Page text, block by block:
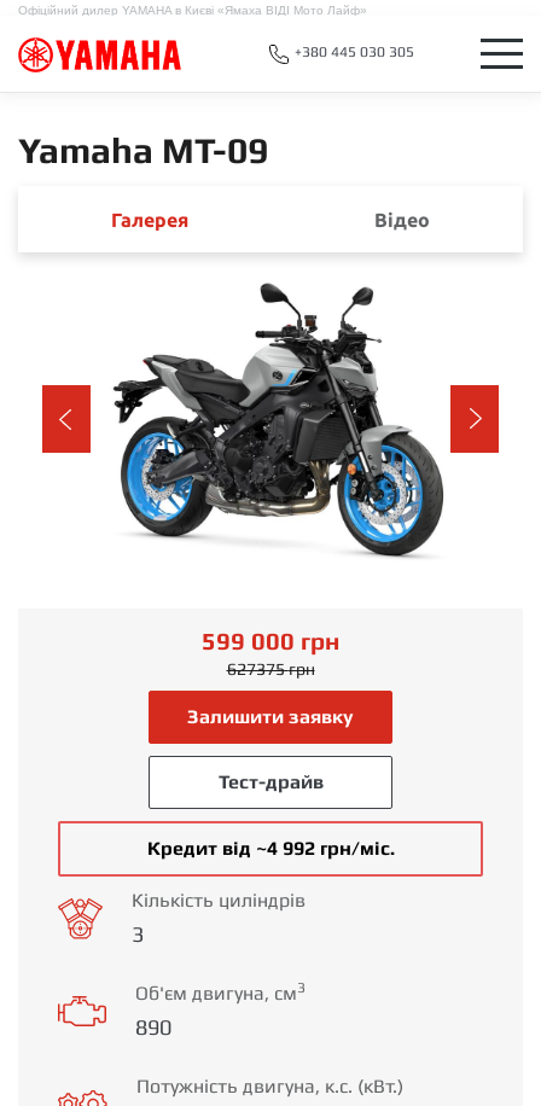
Офіційний дилер YAMAHA в Києві «Ямаха ВІДІ Мото Лайф»
+380 445 030 305
Yamaha MT-09
Галерея Відео
599 000 грн
627375грн
Залишити заявку
Тест-драйв
Кредит від ~4 992 грн/міс.
Кількість циліндрів
3
Об'єм двигуна, см3
890
Потужність двигуна, к.с. (кВт.)